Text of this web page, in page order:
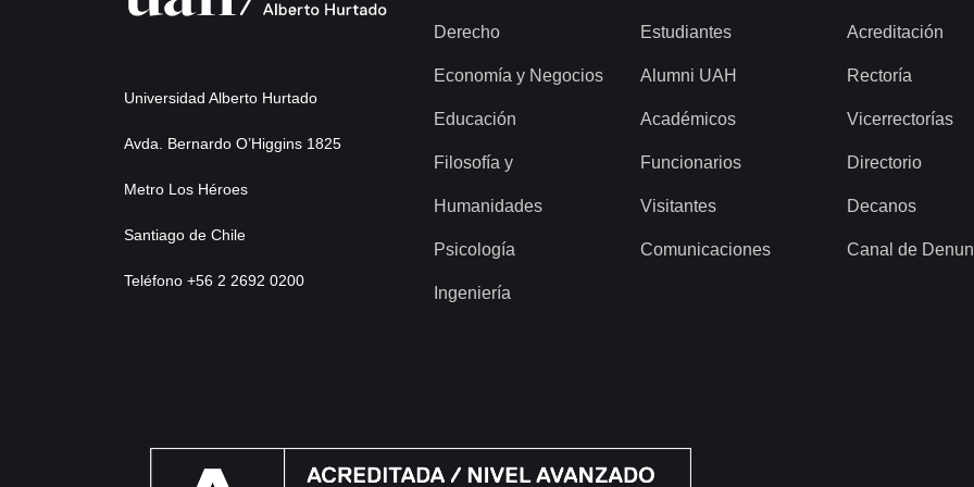
Universidad Alberto Hurtado
Avda. Bernardo O’Higgins 1825
Metro Los Héroes
Santiago de Chile
Teléfono +56 2 2692 0200
Derecho
Economía y Negocios
Educación
Filosofía y
Humanidades
Psicología
Ingeniería
Estudiantes
Alumni UAH
Académicos
Funcionarios
Visitantes
Comunicaciones
Acreditación
Rectoría
Vicerrectorías
Directorio
Decanos
Canal de